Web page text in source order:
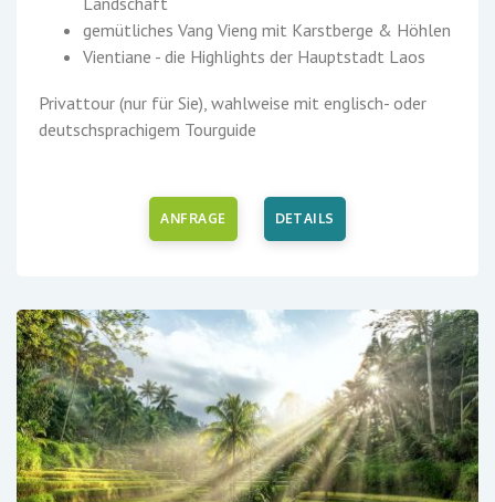
gemütliches Vang Vieng mit Karstberge & Höhlen
Vientiane - die Highlights der Hauptstadt Laos
Privattour (nur für Sie), wahlweise mit englisch- oder
deutschsprachigem Tourguide
ANFRAGE DETAILS